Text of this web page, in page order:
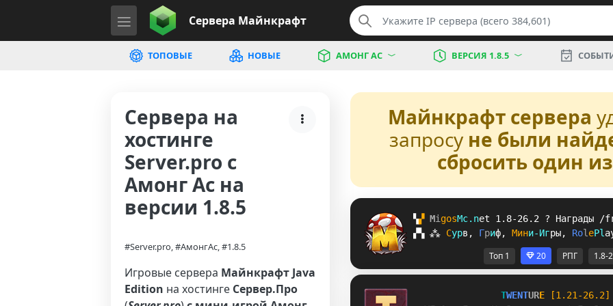
Сервера Майнкрафт
ТОПОВЫЕ НОВЫЕ АМОНГ АС ВЕРСИЯ 1.8.5
Сервера на
хостинге
Server.pro с
Амонг Ас на
версии 1.8.5
#Server.pro, #АмонгАс, #1.8.5
Игровые сервера Майнкрафт Java
Edition на хостинге Сервер.Про
Майнкрафт сервера
запросу не были
сбросить один
▚▞ Mi gosMc. net 1.8-26.2 ? Награды /
▞▚ ⁂ Сурв , Гриф, Мини-Игры, Rol ePl a
Топ 1 20 РПГ 1.8-
TWENTURE
[1.21-26.2]